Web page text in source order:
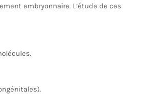
embryonnaire. L’étude de ces